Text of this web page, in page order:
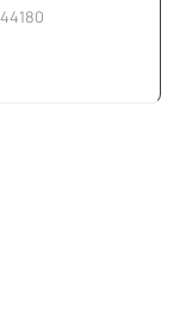
44180